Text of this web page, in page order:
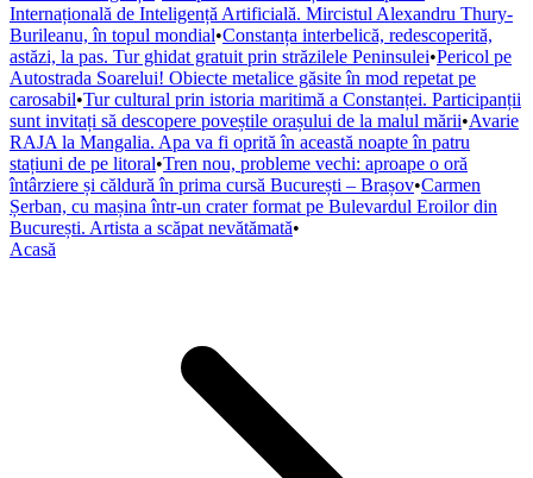
Internațională de Inteligență Artificială. Mircistul Alexandru Thury-
Burileanu, în topul mondial•Constanța interbelică, redescoperită,
astăzi, la pas. Tur ghidat gratuit prin străzilele Peninsulei•Pericol pe
Autostrada Soarelui! Obiecte metalice găsite în mod repetat pe
carosabil•Tur cultural prin istoria maritimă a Constanței. Participanții
sunt invitați să descopere poveștile orașului de la malul mării•Avarie
RAJA la Mangalia. Apa va fi oprită în această noapte în patru
stațiuni de pe litoral•Tren nou, probleme vechi: aproape o oră
întârziere și căldură în prima cursă București – Brașov•Carmen
Șerban, cu mașina într-un crater format pe Bulevardul Eroilor din
București. Artista a scăpat nevătămată•
Acasă